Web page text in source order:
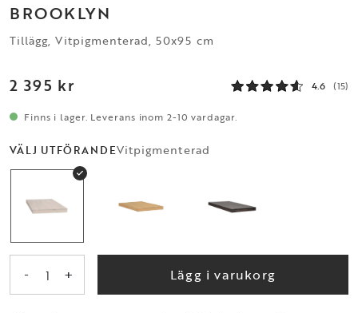
BROOKLYN
Tillägg, Vitpigmenterad, 50x95 cm
2 395 kr 4.6 (15)
Finns i lager. Leverans inom 2-10 vardagar.
VÄLJ UTFÖRANDEVitpigmenterad
- 1 + Lägg i varukorg